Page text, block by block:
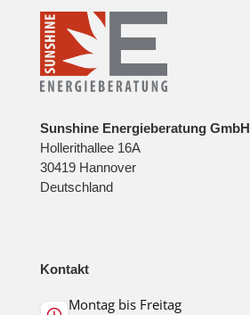
Sunshine Energieberatung GmbH
Hollerithallee 16A
30419 Hannover
Deutschland
Kontakt
Montag bis Freitag